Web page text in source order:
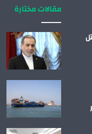
مقالات مختارة